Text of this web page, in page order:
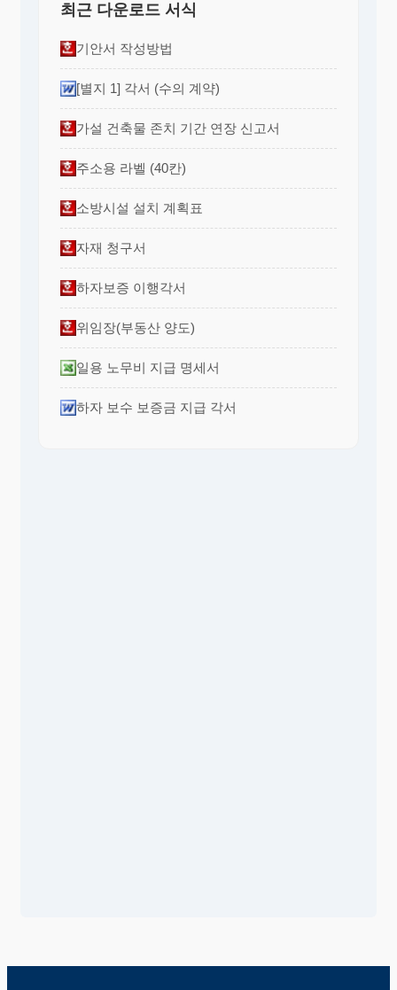
최근 다운로드 서식
기안서 작성방법
[별지 1] 각서 (수의 계약)
가설 건축물 존치 기간 연장 신고서
주소용 라벨 (40칸)
소방시설 설치 계획표
자재 청구서
하자보증 이행각서
위임장(부동산 양도)
일용 노무비 지급 명세서
하자 보수 보증금 지급 각서